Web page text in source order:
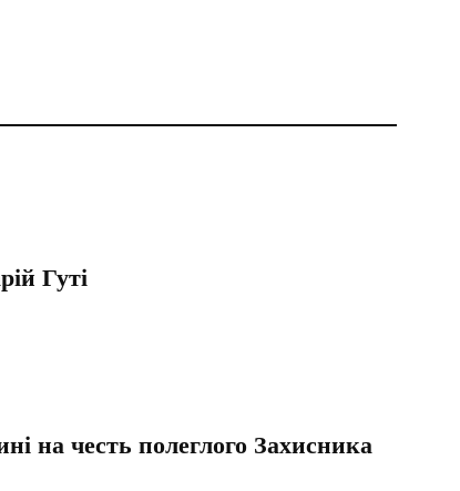
Гуті
на честь полеглого Захисника